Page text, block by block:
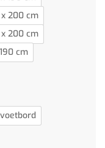
x 200 cm
200 cm
cm
wit 200x200 cm